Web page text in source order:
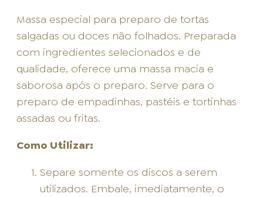
Massa especial para preparo de tortas
salgadas ou doces não folhados. Preparada
com ingredientes selecionados e de
qualidade, oferece uma massa macia e
saborosa após o preparo. Serve para o
preparo de empadinhas, pastéis e tortinhas
assadas ou fritas.
Como Utilizar:
Separe somente os discos a serem
utilizados. Embale, imediatamente, o